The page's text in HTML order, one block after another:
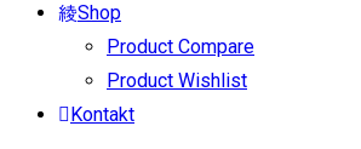
Shop
Product Compare
Product Wishlist
Kontakt